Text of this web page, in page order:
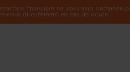
financière ne vous sera demandé
nous directement en cas de doute.